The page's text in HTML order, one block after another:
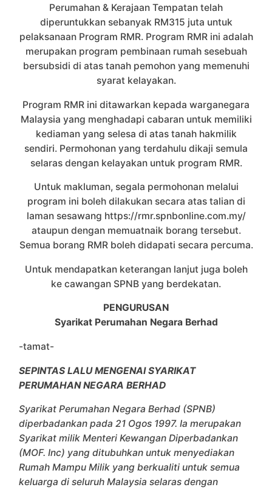
Perumahan & Kerajaan Tempatan telah
diperuntukkan sebanyak RM315 juta untuk
pelaksanaan Program RMR. Program RMR ini adalah
merupakan program pembinaan rumah sesebuah
bersubsidi di atas tanah pemohon yang memenuhi
syarat kelayakan.
Program RMR ini ditawarkan kepada warganegara
Malaysia yang menghadapi cabaran untuk memiliki
kediaman yang selesa di atas tanah hakmilik
sendiri. Permohonan yang terdahulu dikaji semula
selaras dengan kelayakan untuk program RMR.
Untuk makluman, segala permohonan melalui
program ini boleh dilakukan secara atas talian di
laman sesawang https://rmr.spnbonline.com.my/
ataupun dengan memuatnaik borang tersebut.
Semua borang RMR boleh didapati secara percuma.
Untuk mendapatkan keterangan lanjut juga boleh
ke cawangan SPNB yang berdekatan.
PENGURUSAN
Syarikat Perumahan Negara Berhad
-tamat-
SEPINTAS LALU MENGENAI SYARIKAT
PERUMAHAN NEGARA BERHAD
Syarikat Perumahan Negara Berhad (SPNB)
diperbadankan pada 21 Ogos 1997. Ia merupakan
Syarikat milik Menteri Kewangan Diperbadankan
(MOF. Inc) yang ditubuhkan untuk menyediakan
Rumah Mampu Milik yang berkualiti untuk semua
keluarga di seluruh Malaysia selaras dengan